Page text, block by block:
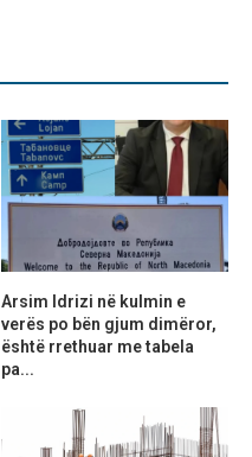
Arsim Idrizi në kulmin e
verës po bën gjum dimëror,
është rrethuar me tabela
pa...